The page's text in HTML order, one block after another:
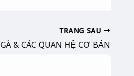
TRANG SAU
GÀ & CÁC QUAN HỆ CƠ BẢN